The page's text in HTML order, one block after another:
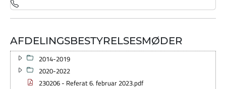
AFDELINGSBESTYRELSESMØDER
2014-2019
2020-2022
230206 - Referat 6. februar 2023.pdf